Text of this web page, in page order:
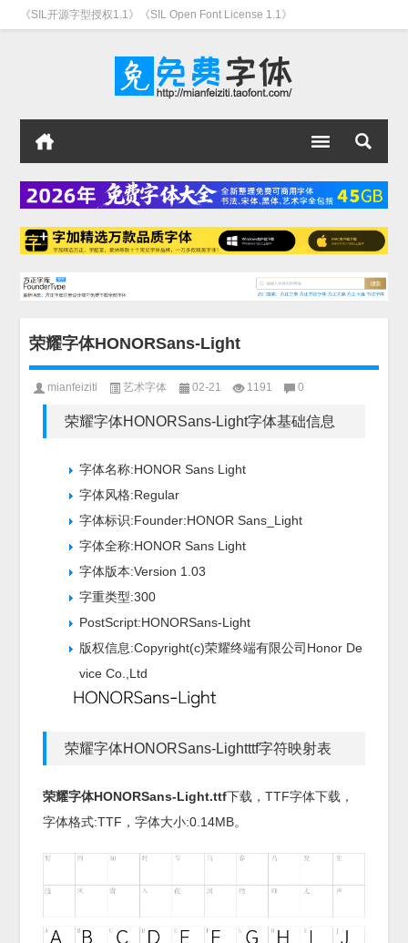
《SIL开源字型授权1.1》《SIL Open Font License 1.1》
荣耀字体HONORSans-Light
mianfeiziti 艺术字体 02-21 1191 0
荣耀字体HONORSans-Light字体基础信息
字体名称:HONOR Sans Light
字体风格:Regular
字体标识:Founder:HONOR Sans_Light
字体全称:HONOR Sans Light
字体版本:Version 1.03
字重类型:300
PostScript:HONORSans-Light
版权信息:Copyright(c)荣耀终端有限公司Honor De
vice Co.,Ltd
荣耀字体HONORSans-Lightttf字符映射表
荣耀字体HONORSans-Light.ttf下载，TTF字体下载，
字体格式:TTF ，字体大小:0.14MB。